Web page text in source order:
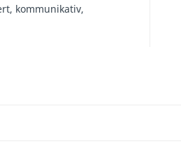
kommunikativ,